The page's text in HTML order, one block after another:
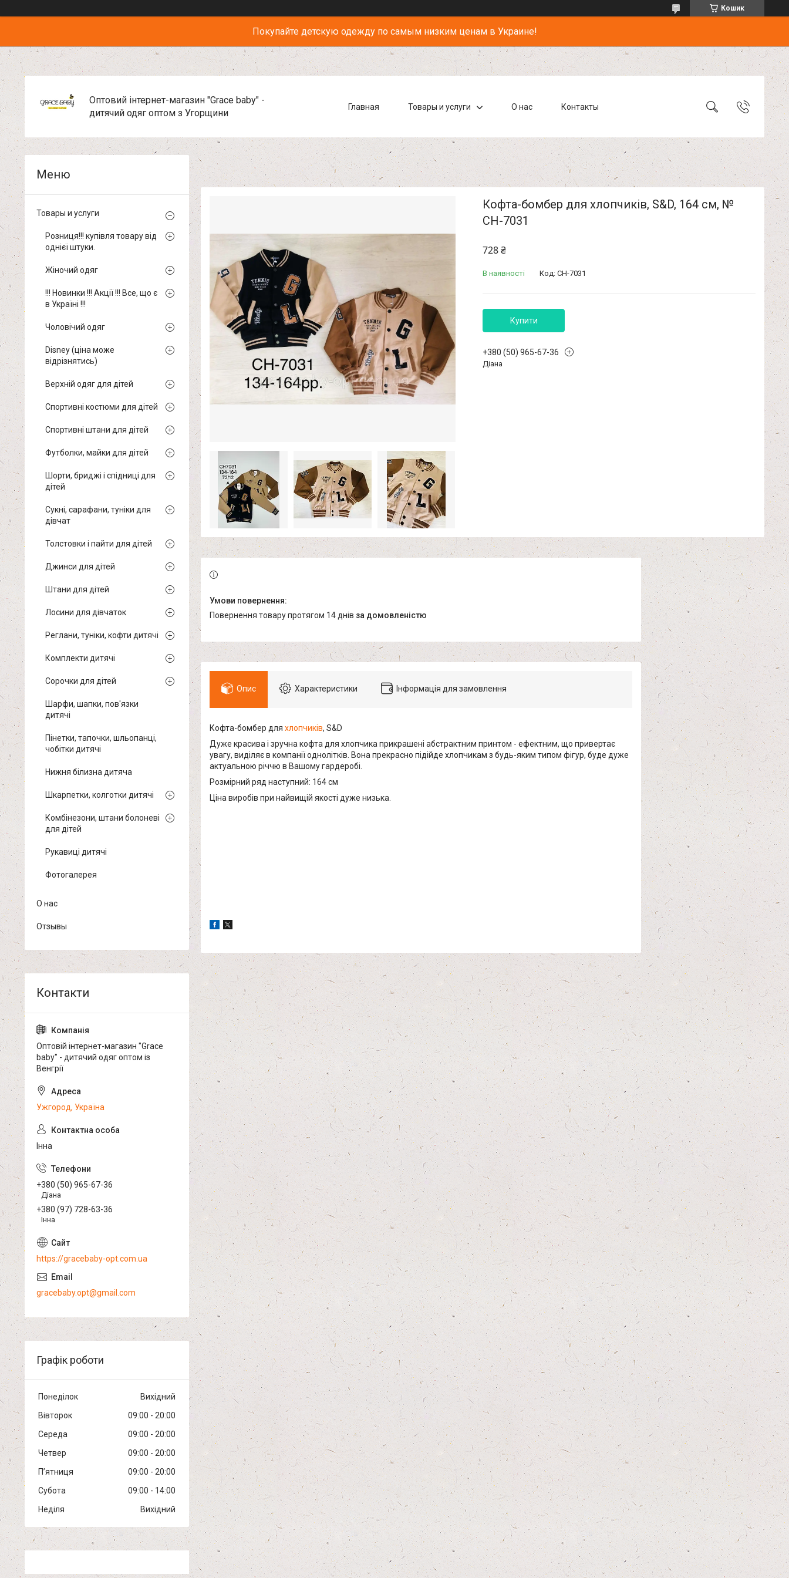
Кошик
Покупайте детскую одежду по самым низким ценам в Украине!
Оптовий інтернет-магазин "Grace baby" -
дитячий одяг оптом з Угорщини
Главная Товары и услуги О нас Контакты
Кофта-бомбер для хлопчиків, S&D, 164 см, №
CH-7031
728 ₴
В наявності Код: CH-7031
Купити
+380 (50) 965-67-36
Діана
повернення товару протягом 14 днів за домовленістю
Опис Характеристики Інформація для замовлення
Кофта-бомбер для хлопчиків, S&D
Дуже красива і зручна кофта для хлопчика прикрашені абстрактним принтом - ефектним, що привертає
увагу, виділяє в компанії однолітків. Вона прекрасно підійде хлопчикам з будь-яким типом фігур, буде дуже
актуальною річчю в Вашому гардеробі.
Розмірний ряд наступний: 164 см
Ціна виробів при найвищій якості дуже низька.
Товары и услуги
Розниця!!! купівля товару від
однієї штуки.
Жіночий одяг
!!! Новинки !!! Акції !!! Все, що є
в Україні !!!
Чоловічий одяг
Disney (ціна може
відрізнятись)
Верхній одяг для дітей
Спортивні костюми для дітей
Спортивні штани для дітей
Футболки, майки для дітей
Шорти, бриджі і спідниці для
дітей
Сукні, сарафани, туніки для
дівчат
Толстовки і пайти для дітей
Джинси для дітей
Штани для дітей
Лосини для дівчаток
Реглани, туніки, кофти дитячі
Комплекти дитячі
Сорочки для дітей
Шарфи, шапки, пов'язки
дитячі
Пінетки, тапочки, шльопанці,
чобітки дитячі
Нижня білизна дитяча
Шкарпетки, колготки дитячі
Комбінезони, штани болоневі
для дітей
Рукавиці дитячі
Фотогалерея
О нас
Отзывы
Оптовій інтернет-магазин "Grace
baby" - дитячий одяг оптом із
Венгрії
Ужгород, Україна
Інна
+380 (50) 965-67-36
Діана
+380 (97) 728-63-36
Інна
https://gracebaby-opt.com.ua
gracebaby.opt@gmail.com
Графік роботи
Понеділок
Вихідний
Вівторок
09:00
20:00
Середа
09:00
20:00
Четвер
09:00
20:00
Пʼятниця
09:00
20:00
Субота
09:00
14:00
Неділя
Вихідний